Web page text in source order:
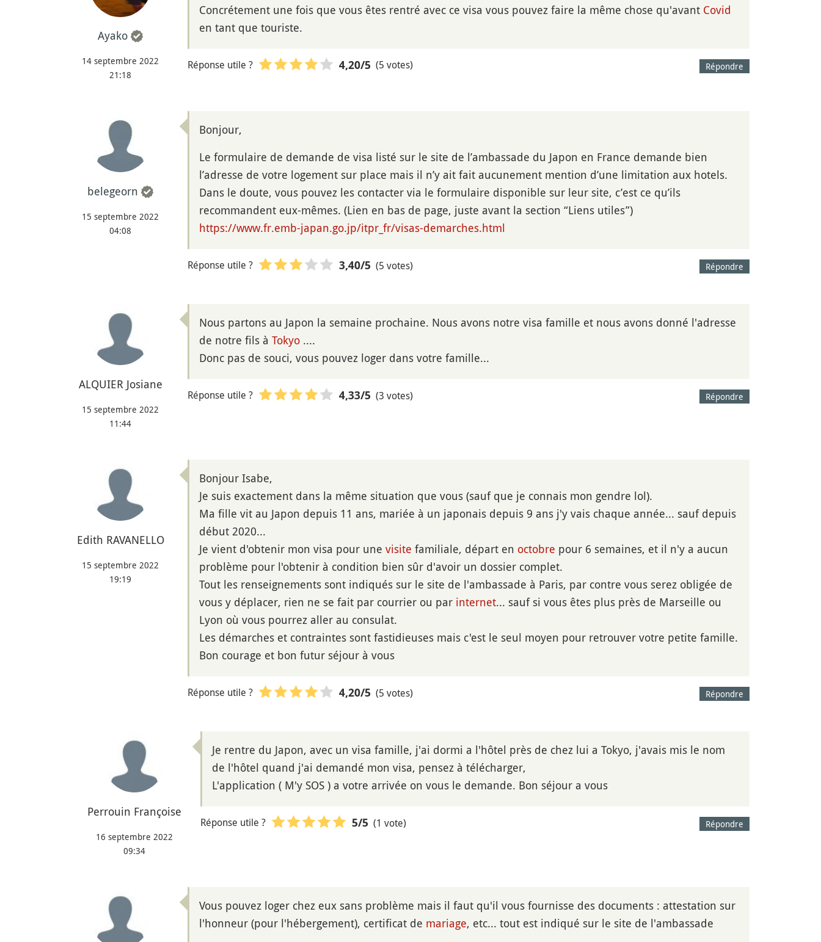
Ayako
14 septembre 2022
21:18
Concrétement une fois que vous êtes rentré avec ce visa vous pouvez faire la même chose qu'avant Covid
en tant que touriste.
Répondre
Réponse utile ? 4,20/5 (5 votes)
belegeorn
15 septembre 2022
04:08
Bonjour,
Le formulaire de demande de visa listé sur le site de l’ambassade du Japon en France demande bien
l’adresse de votre logement sur place mais il n’y ait fait aucunement mention d’une limitation aux hotels.
Dans le doute, vous pouvez les contacter via le formulaire disponible sur leur site, c’est ce qu’ils
recommandent eux-mêmes. (Lien en bas de page, juste avant la section “Liens utiles”)
https://www.fr.emb-japan.go.jp/itpr_fr/visas-demarches.html
Répondre
Réponse utile ? 3,40/5 (5 votes)
ALQUIER Josiane
15 septembre 2022
11:44
Nous partons au Japon la semaine prochaine. Nous avons notre visa famille et nous avons donné l'adresse
de notre fils à Tokyo ....
Donc pas de souci, vous pouvez loger dans votre famille...
Répondre
Réponse utile ? 4,33/5 (3 votes)
Edith RAVANELLO
15 septembre 2022
19:19
Bonjour Isabe,
Je suis exactement dans la même situation que vous (sauf que je connais mon gendre lol).
Ma fille vit au Japon depuis 11 ans, mariée à un japonais depuis 9 ans j'y vais chaque année... sauf depuis
début 2020...
Je vient d'obtenir mon visa pour une visite familiale, départ en octobre pour 6 semaines, et il n'y a aucun
problème pour l'obtenir à condition bien sûr d'avoir un dossier complet.
Tout les renseignements sont indiqués sur le site de l'ambassade à Paris, par contre vous serez obligée de
vous y déplacer, rien ne se fait par courrier ou par internet... sauf si vous êtes plus près de Marseille ou
Lyon où vous pourrez aller au consulat.
Les démarches et contraintes sont fastidieuses mais c'est le seul moyen pour retrouver votre petite famille.
Bon courage et bon futur séjour à vous
Répondre
Réponse utile ? 4,20/5 (5 votes)
Perrouin Françoise
16 septembre 2022
09:34
Je rentre du Japon, avec un visa famille, j'ai dormi a l'hôtel près de chez lui a Tokyo, j'avais mis le nom
de l'hôtel quand j'ai demandé mon visa, pensez à télécharger,
L'application ( M'y SOS ) a votre arrivée on vous le demande. Bon séjour a vous
Répondre
Réponse utile ? 5/5 (1 vote)
Vous pouvez loger chez eux sans problème mais il faut qu'il vous fournisse des documents : attestation sur
l'honneur (pour l'hébergement), certificat de mariage, etc... tout est indiqué sur le site de l'ambassade